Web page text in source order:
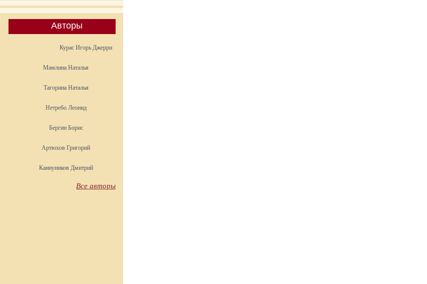
Авторы
Курас Игорь Джерри
Мамлина Наталья
Тагорина Наталья
Нетребо Леонид
Бергин Борис
Артюхов Григорий
Каннуников Дмитрий
Все авторы